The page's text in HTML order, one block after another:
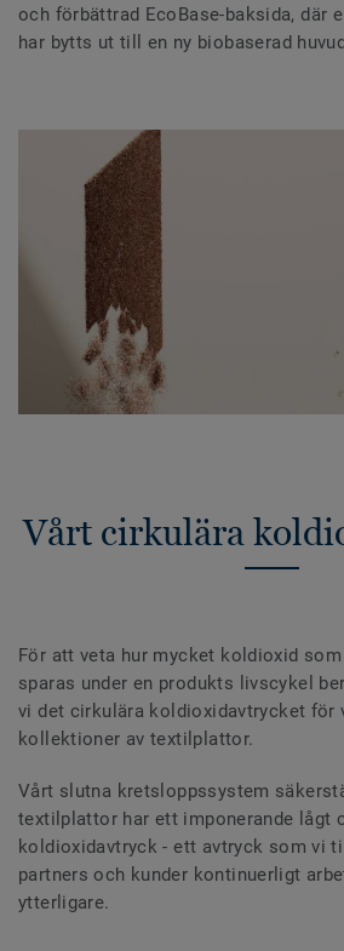
och förbättrad EcoBase-baksida, där
har bytts ut till en ny biobaserad
Vårt cirkulära
För att veta hur mycket koldioxid
sparas under en produkts livscykel
vi det cirkulära koldioxidavtrycket för
kollektioner av textilplattor.
Vårt slutna kretsloppssystem
textilplattor har ett imponerande lågt
koldioxidavtryck - ett avtryck som vi
partners och kunder kontinuerligt
ytterligare.